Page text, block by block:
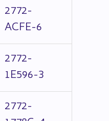
2772-
ACFE-6
2772-
1E596-3
2772-